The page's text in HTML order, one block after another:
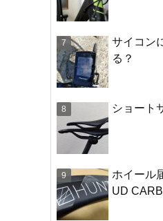
サイコン
る？
ショート
ホイール
UD